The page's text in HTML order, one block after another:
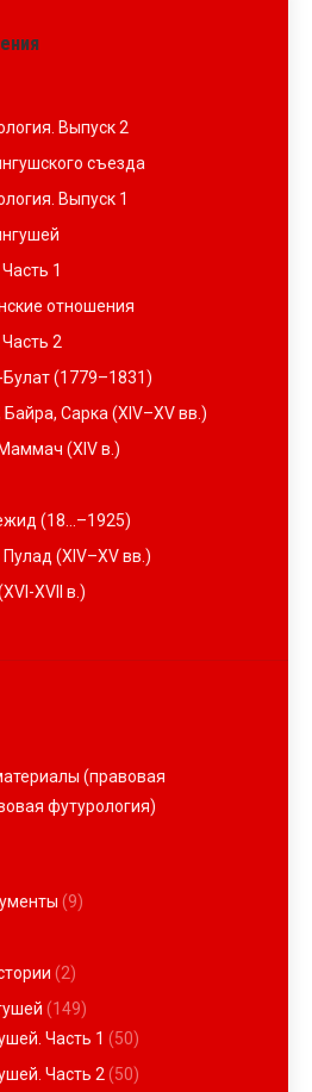
Выпуск 2
съезда
Выпуск 1
1
отношения
2
(1779–1831)
Сарка (XIV–XV вв.)
(XIV в.)
(18…–1925)
(XIV–XV вв.)
XVII в.)
(правовая
футурология)
(9)
(2)
(149)
Часть 1 (50)
Часть 2 (50)